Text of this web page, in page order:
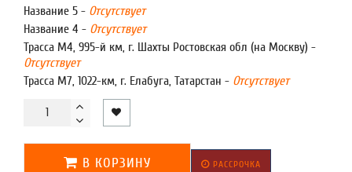
Название 5 - Отсутствует
Название 4 - Отсутствует
Трасса М4, 995-й км, г. Шахты Ростовская обл (на Москву) -
Отсутствует
Трасса М7, 1022-км, г. Елабуга, Татарстан - Отсутствует
В КОРЗИНУ РАССРОЧКА